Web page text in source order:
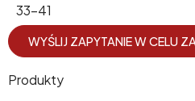
33-41
WYŚLIJ ZAPYTANIE W CELU
Produkty